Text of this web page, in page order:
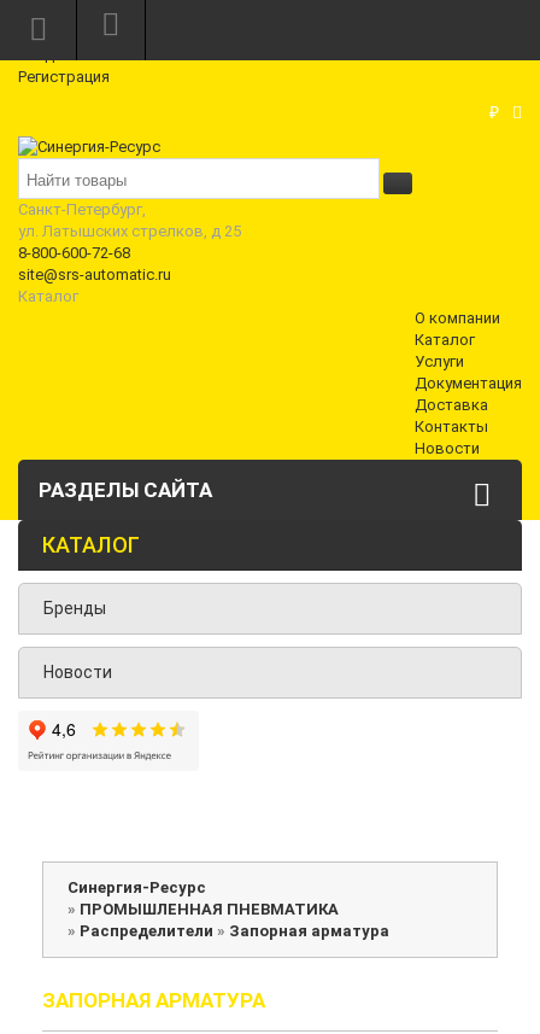
Режим работы: Пн—Пт: 10:00—18:00
Регистрация
₽
Санкт-Петербург,
ул. Латышских стрелков, д 25
8-800-600-72-68
site@srs-automatic.ru
Каталог
О компании
Каталог
Услуги
Документация
Доставка
Контакты
Новости
РАЗДЕЛЫ САЙТА
КАТАЛОГ
Бренды
Новости
Синергия-Ресурс
» ПРОМЫШЛЕННАЯ ПНЕВМАТИКА
» Распределители » Запорная арматура
ЗАПОРНАЯ АРМАТУРА